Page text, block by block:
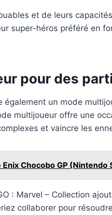
et de leurs
super-héros préféré en
pour des
également un mode
multijoueur offre une
et vaincre les
Enix Chocobo GP (Nintendo
: Marvel – Collection
collaborer pour